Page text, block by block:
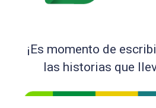
¡Es momento de
las historias que